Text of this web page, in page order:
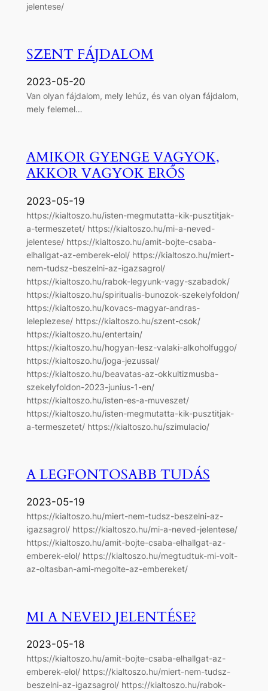
jelentese/
SZENT FÁJDALOM
2023-05-20
Van olyan fájdalom, mely lehúz, és van olyan fájdalom,
mely felemel…
AMIKOR GYENGE VAGYOK,
AKKOR VAGYOK ERŐS
2023-05-19
https://kialtoszo.hu/isten-megmutatta-kik-pusztitjak-
a-termeszetet/ https://kialtoszo.hu/mi-a-neved-
jelentese/ https://kialtoszo.hu/amit-bojte-csaba-
elhallgat-az-emberek-elol/ https://kialtoszo.hu/miert-
nem-tudsz-beszelni-az-igazsagrol/
https://kialtoszo.hu/rabok-legyunk-vagy-szabadok/
https://kialtoszo.hu/spiritualis-bunozok-szekelyfoldon/
https://kialtoszo.hu/kovacs-magyar-andras-
leleplezese/ https://kialtoszo.hu/szent-csok/
https://kialtoszo.hu/entertain/
https://kialtoszo.hu/hogyan-lesz-valaki-alkoholfuggo/
https://kialtoszo.hu/joga-jezussal/
https://kialtoszo.hu/beavatas-az-okkultizmusba-
szekelyfoldon-2023-junius-1-en/
https://kialtoszo.hu/isten-es-a-muveszet/
https://kialtoszo.hu/isten-megmutatta-kik-pusztitjak-
a-termeszetet/ https://kialtoszo.hu/szimulacio/
A LEGFONTOSABB TUDÁS
2023-05-19
https://kialtoszo.hu/miert-nem-tudsz-beszelni-az-
igazsagrol/ https://kialtoszo.hu/mi-a-neved-jelentese/
https://kialtoszo.hu/amit-bojte-csaba-elhallgat-az-
emberek-elol/ https://kialtoszo.hu/megtudtuk-mi-volt-
az-oltasban-ami-megolte-az-embereket/
MI A NEVED JELENTÉSE?
2023-05-18
https://kialtoszo.hu/amit-bojte-csaba-elhallgat-az-
emberek-elol/ https://kialtoszo.hu/miert-nem-tudsz-
beszelni-az-igazsagrol/ https://kialtoszo.hu/rabok-